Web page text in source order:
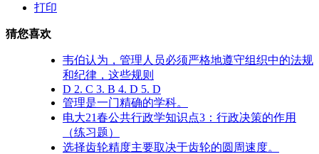
打印
猜您喜欢
韦伯认为，管理人员必须严格地遵守组织中的法规
和纪律，这些规则
D 2. C 3. B 4. D 5. D
管理是一门精确的学科。
电大21春公共行政学知识点3：行政决策的作用
（练习题）
选择齿轮精度主要取决于齿轮的圆周速度。